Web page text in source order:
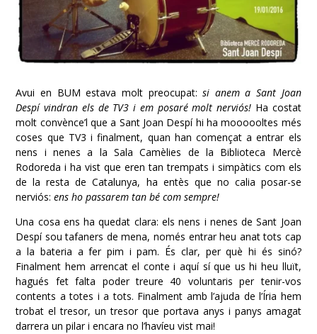
Avui en BUM estava molt preocupat:si anem a Sant Joan
Despí vindran els de TV3 i em posaré molt nerviós! Ha costat
molt convènce’l que a Sant Joan Despí hi ha moooooltes més
coses que TV3 i finalment, quan han començat a entrar els
nens i nenes a la Sala Camèlies de la Biblioteca Mercè
Rodoreda i ha vist que eren tan trempats i simpàtics com els
de la resta de Catalunya, ha entès que no calia posar-se
nerviós:ens ho passarem tan bé com sempre!
Una cosa ens ha quedat clara: els nens i nenes de Sant Joan
Despí sou tafaners de mena, només entrar heu anat tots cap
a la bateria a fer pim i pam. És clar, per què hi és sinó?
Finalment hem arrencat el conte i aquí sí que us hi heu lluït,
hagués fet falta poder treure 40 voluntaris per tenir-vos
contents a totes i a tots. Finalment amb l’ajuda de l’Íria hem
trobat el tresor, un tresor que portava anys i panys amagat
darrera un pilar i encara no l’havíeu vist mai!